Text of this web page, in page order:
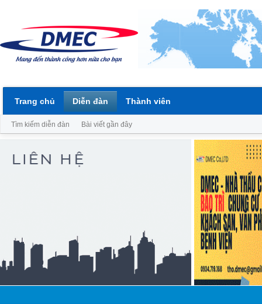
Trang chủ Diễn đàn
Tìm kiếm diễn đàn Bài viết gần đây
Thành viên